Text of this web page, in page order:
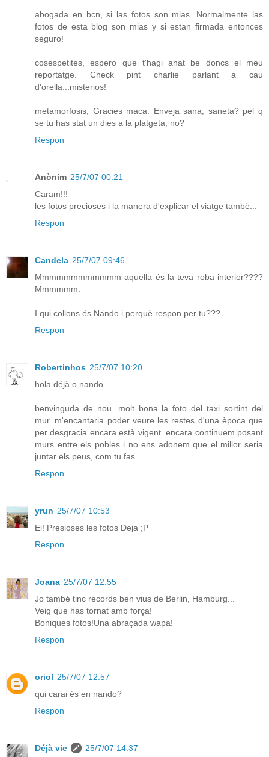
abogada en bcn, si las fotos son mias. Normalmente las
fotos de esta blog son mias y si estan firmada entonces
seguro!
cosespetites, espero que t'hagi anat be doncs el meu
reportatge. Check pint charlie parlant a cau
d'orella...misterios!
metamorfosis, Gracies maca. Enveja sana, saneta? pel q
se tu has stat un dies a la platgeta, no?
Respon
Anònim 25/7/07 00:21
Caram!!!
les fotos precioses i la manera d'explicar el viatge tambè...
Respon
Candela 25/7/07 09:46
Mmmmmmmmmmmm aquella és la teva roba interior????
Mmmmmm.
I qui collons és Nando i perquè respon per tu???
Respon
Robertinhos 25/7/07 10:20
hola déjà o nando
benvinguda de nou. molt bona la foto del taxi sortint del
mur. m'encantaria poder veure les restes d'una època que
per desgracia encara està vigent. encara continuem posant
murs entre els pobles i no ens adonem que el millor seria
juntar els peus, com tu fas
Respon
yrun 25/7/07 10:53
Ei! Presioses les fotos Deja ;P
Respon
Joana 25/7/07 12:55
Jo també tinc records ben vius de Berlin, Hamburg...
Veig que has tornat amb força!
Boniques fotos!Una abraçada wapa!
Respon
oriol 25/7/07 12:57
qui carai és en nando?
Respon
Déjà vie
25/7/07 14:37